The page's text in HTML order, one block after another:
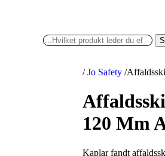
/ Jo Safety /
120 Mm
Kaplar fandt